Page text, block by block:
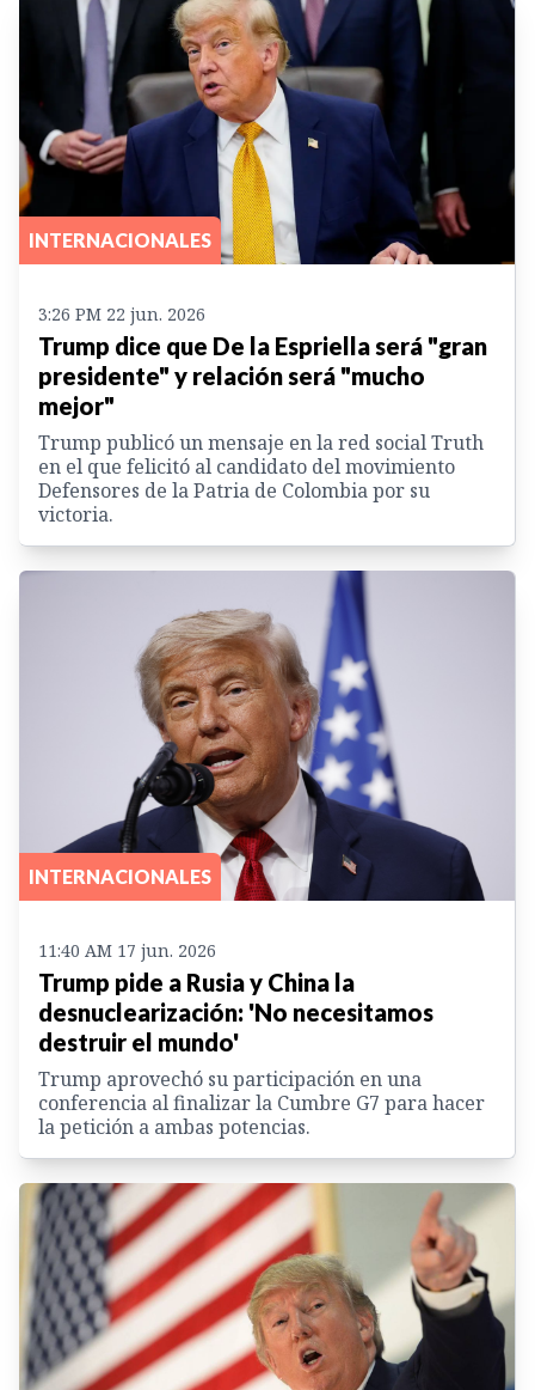
INTERNACIONALES
3:26 PM 22 jun. 2026
Trump dice que De la Espriella será "gran
presidente" y relación será "mucho
mejor"
Trump publicó un mensaje en la red social Truth
en el que felicitó al candidato del movimiento
Defensores de la Patria de Colombia por su
victoria.
INTERNACIONALES
11:40 AM 17 jun. 2026
Trump pide a Rusia y China la
desnuclearización: 'No necesitamos
destruir el mundo'
Trump aprovechó su participación en una
conferencia al finalizar la Cumbre G7 para hacer
la petición a ambas potencias.